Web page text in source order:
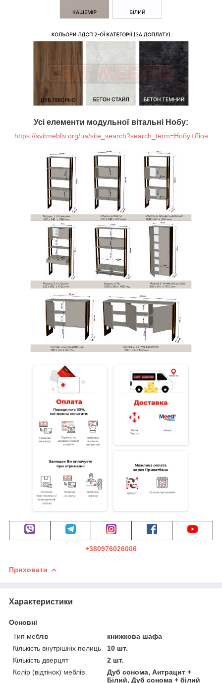
Усі елементи модульної вітальні Нобу:
https://svitmebliv.org/ua/site_search?search_term=Нобу+Ліон
+380976026006
Приховати
Характеристики
Основні
Тип меблів
книжкова шафа
Кількість внутрішніх полиць
10 шт.
Кількість дверцят
2 шт.
Колір (відтінок) меблів
Дуб сонома, Антрацит +
Білий, Дуб сонома + білий